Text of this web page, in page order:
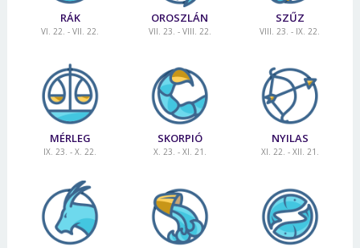
RÁK
VI. 22. - VII. 22.
OROSZLÁN
VII. 23. - VIII. 22.
SZŰZ
VIII. 23. - IX. 22.
MÉRLEG
IX. 23. - X. 22.
SKORPIÓ
X. 23. - XI. 21.
NYILAS
XI. 22. - XII. 21.